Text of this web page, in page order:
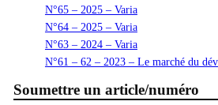
N°65 – 2025 – Varia
N°64 – 2025 – Varia
N°63 – 2024 – Varia
N°61 – 62 – 2023 – Le marché du
Soumettre un article/numéro